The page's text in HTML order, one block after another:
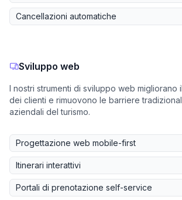
Cancellazioni automatiche
Sviluppo web
I nostri strumenti di sviluppo web migliorano
dei clienti e rimuovono le barriere
aziendali del turismo.
Progettazione web mobile-first
Itinerari interattivi
Portali di prenotazione self-service